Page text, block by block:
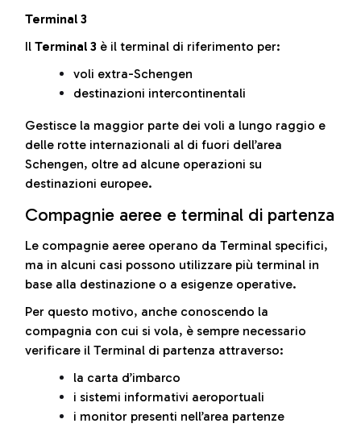
Terminal 3
Il Terminal 3 è il terminal di riferimento per:
voli extra-Schengen
destinazioni intercontinentali
Gestisce la maggior parte dei voli a lungo raggio e
delle rotte internazionali al di fuori dell’area
Schengen, oltre ad alcune operazioni su
destinazioni europee.
Compagnie aeree e terminal di partenza
Le compagnie aeree operano da Terminal specifici,
ma in alcuni casi possono utilizzare più terminal in
base alla destinazione o a esigenze operative.
Per questo motivo, anche conoscendo la
compagnia con cui si vola, è sempre necessario
verificare il Terminal di partenza attraverso:
la carta d’imbarco
i sistemi informativi aeroportuali
i monitor presenti nell’area partenze